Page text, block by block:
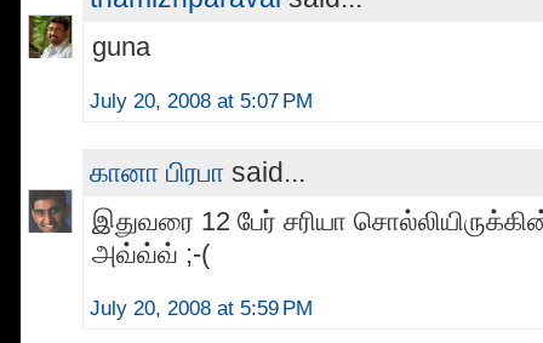
guna
July 20, 2008 at 5:07 PM
கானா பிரபா said...
இதுவரை 12 பேர் சரியா
அவ்வ்வ் ;-(
July 20, 2008 at 5:59 PM